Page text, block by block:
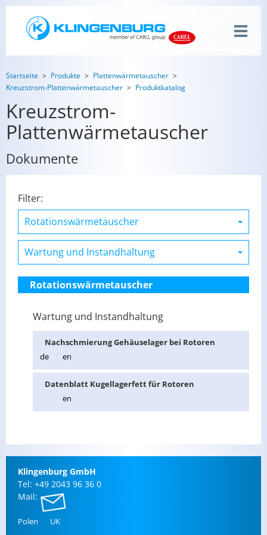
Startseite Produkte
Plattenwärmetauscher
Kreuzstrom-Plattenwärmetauscher
Produktkatalog
Kreuzstrom-
Plattenwärmetauscher
Dokumente
Filter:
Rotationswärmetauscher
Wartung und Instandhaltung
Nach­schmie­rung Ge­häu­sel­ager bei Ro­to­ren
de
en
Da­ten­blatt Ku­gel­la­ger­fett für Ro­to­ren
en
Klin­gen­burg GmbH
Tel: +49 2043 96 36 0
Mail:
Polen UK